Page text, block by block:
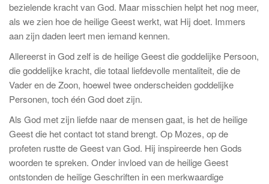
bezielende kracht van God. Maar misschien helpt het nog meer,
als we zien hoe de heilige Geest werkt, wat Hij doet. Immers
aan zijn daden leert men iemand kennen.
Allereerst in God zelf is de heilige Geest die goddelijke Persoon,
die goddelijke kracht, die totaal liefdevolle mentaliteit, die de
Vader en de Zoon, hoewel twee onderscheiden goddelijke
Personen, toch één God doet zijn.
Als God met zijn liefde naar de mensen gaat, is het de heilige
Geest die het contact tot stand brengt. Op Mozes, op de
profeten rustte de Geest van God. Hij inspireerde hen Gods
woorden te spreken. Onder invloed van de heilige Geest
ontstonden de heilige Geschriften in een merkwaardige